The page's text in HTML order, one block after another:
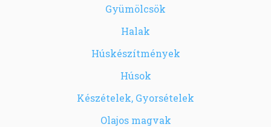
Gyümölcsök
Halak
Húskészítmények
Húsok
Készételek, Gyorsételek
Olajos magvak